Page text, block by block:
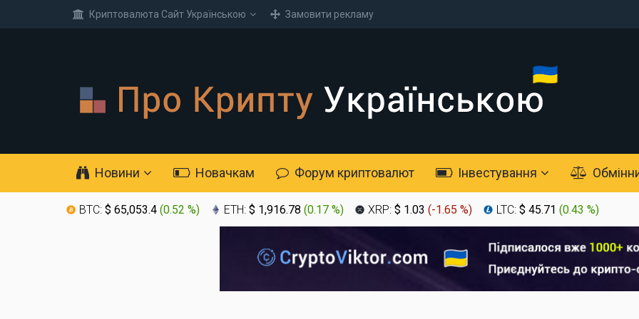
Криптовалюта Cайт Українською Замовити рекламу
Новини Новачкам Форум криптовалют Інвестування
BTC: $ 65,053.4 (0.52 %) ETH: $ 1,916.78 (0.17 %) XRP: $ 1.03 (-1.65 %) LTC: $ 45.71 (0.43 %)